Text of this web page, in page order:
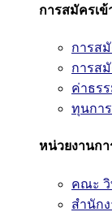
การสมัครเ
การส
การส
ค่าธร
ทุนกา
หน่วยงานก
คณะ วิ
สำนัก